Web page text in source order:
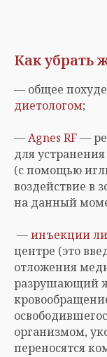
Как убрать
— общее
диетологом;
—Agnes RF—
для
(с помощью
воздействие в
на данный
—инъекции
центре (это
отложения
разрушающий
организмом,
переносятся